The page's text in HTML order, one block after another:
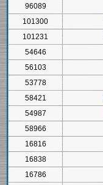
96089
101300
101231
54646
56103
53778
58421
54987
58966
16816
16838
16786